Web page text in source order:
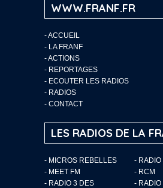
WWW.FRANF.FR
-ACCUEIL
- LA FRANF
-ACTIONS
- REPORTAGES
- ECOUTER LES RADIOS
- RADIOS
- CONTACT
LES RADIOS DE LA
- MICROS REBELLES
- RADIO
- MEET FM
- RCM
- RADIO 3 DES
- RADIO